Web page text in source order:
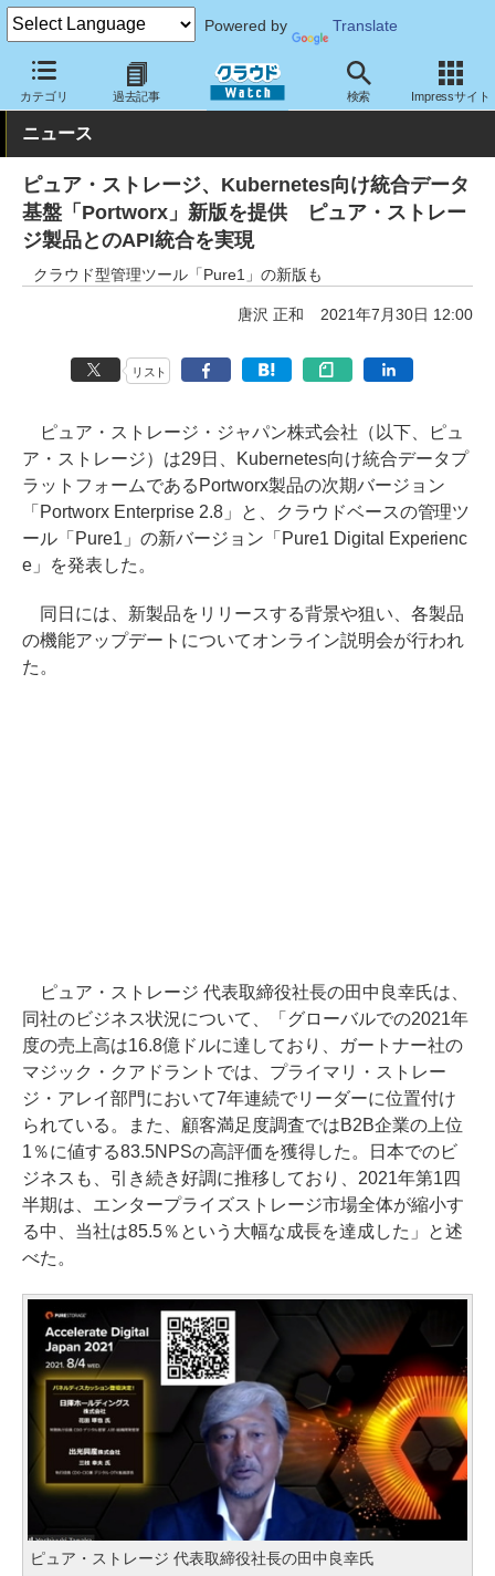
Powered by Translate
カテゴリ 過去記事 検索 Impressサイト
クラウド Watch サービス・ソフト ソフトウェア ストレージ
ニュース
ピュア・ストレージ、Kubernetes向け統合データ
基盤「Portworx」新版を提供 ピュア・ストレー
ジ製品とのAPI統合を実現
クラウド型管理ツール「Pure1」の新版も
唐沢 正和 2021年7月30日 12:00
リスト
ピュア・ストレージ・ジャパン株式会社（以下、ピュ
ア・ストレージ）は29日、Kubernetes向け統合データプ
ラットフォームであるPortworx製品の次期バージョン
「Portworx Enterprise 2.8」と、クラウドベースの管理ツ
ール「Pure1」の新バージョン「Pure1 Digital Experienc
e」を発表した。
同日には、新製品をリリースする背景や狙い、各製品
の機能アップデートについてオンライン説明会が行われ
た。
ピュア・ストレージ 代表取締役社長の田中良幸氏は、
同社のビジネス状況について、「グローバルでの2021年
度の売上高は16.8億ドルに達しており、ガートナー社の
マジック・クアドラントでは、プライマリ・ストレー
ジ・アレイ部門において7年連続でリーダーに位置付け
られている。また、顧客満足度調査ではB2B企業の上位
1％に値する83.5NPSの高評価を獲得した。日本でのビ
ジネスも、引き続き好調に推移しており、2021年第1四
半期は、エンタープライズストレージ市場全体が縮小す
る中、当社は85.5％という大幅な成長を達成した」と述
べた。
ピュア・ストレージ 代表取締役社長の田中良幸氏